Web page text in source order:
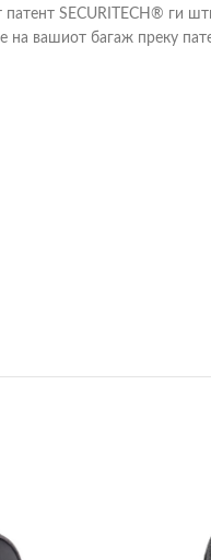
SECURITECH® ги
вашиот багаж преку